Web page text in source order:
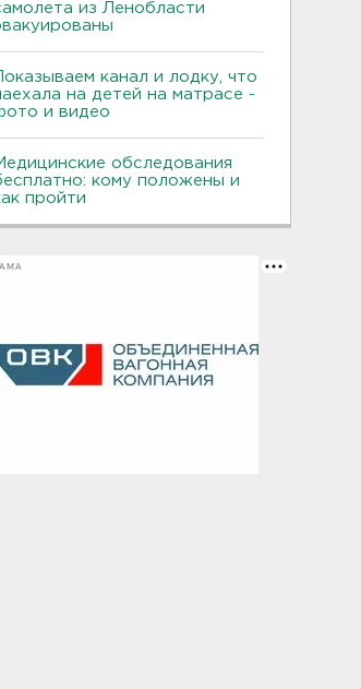
из Ленобласти
Показываем канал и лодку, что
на детей на матрасе -
и видео
обследования
кому положены и
пройти